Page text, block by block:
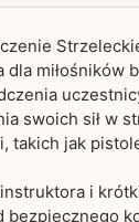
dla miłośników
swoich sił w
takich jak
i
bezpiecznego